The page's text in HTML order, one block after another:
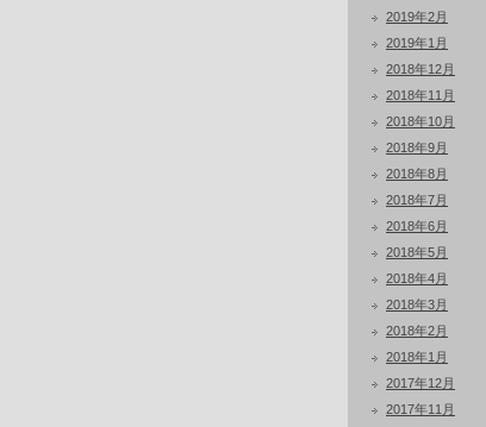
2019年2月
2019年1月
2018年12月
2018年11月
2018年10月
2018年9月
2018年8月
2018年7月
2018年6月
2018年5月
2018年4月
2018年3月
2018年2月
2018年1月
2017年12月
2017年11月